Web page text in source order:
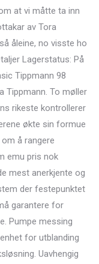
at vi måtte ta inn
av Tora
åleine, no visste ho
Lagerstatus: På
Tippmann 98
Tippmann. To møller
rikeste kontrollerer
økte sin formue
å rangere
emu pris nok
mest anerkjente og
der festepunktet
garantere for
Pumpe messing
for utblanding
Uavhengig